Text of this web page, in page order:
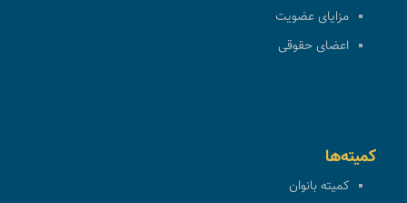
مزایای عضویت
اعضای حقوقی
کمیته‌ها
کمیته بانوان